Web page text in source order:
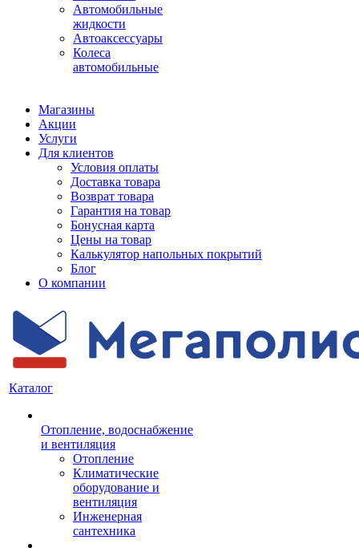
Автомобильные
жидкости
Автоаксессуары
Колеса
автомобильные
Магазины
Акции
Услуги
Для клиентов
Условия оплаты
Доставка товара
Возврат товара
Гарантия на товар
Бонусная карта
Цены на товар
Калькулятор напольных покрытий
Блог
О компании
Каталог
Отопление, водоснабжение
и вентиляция
Отопление
Климатические
оборудование и
вентиляция
Инженерная
сантехника